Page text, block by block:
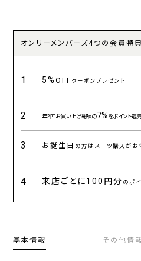
オンリーメンバーズ4つの会員特典
1 5%OFFクーポンプレゼント
2 年2回お買い上げ総額の7%をポイント還
3 お誕生日 の方はスーツ購入がお
4 来店ごとに100円分 のポ
基本情報 その他情